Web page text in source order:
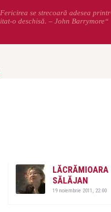
„Fericirea se strecoară adesea
o deschisă. – John Barrymore“
LĂCRĂMIOARA
SĂLĂJAN
19 noiembrie 2011, 22:00